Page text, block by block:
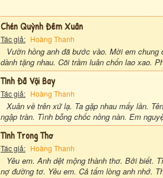
Chén Quỳnh Đêm Xuân
Tác giả: Hoàng Thanh
Vườn hồng anh đã bước vào. Mời em
dành tặng nhau. Cõi trầm luân chốn lao xao.
Tình Đã Vội Bay
Tác giả: Hoàng Thanh
Xuân về trên xứ lạ. Ta gặp nhau mấy lần.
ngập tràn. Tình bỗng chốc nồng nàn. Em
Tình Trong Thơ
Tác giả: Hoàng Thanh
Yêu em. Anh dệt mộng thành thơ. Bởi biết.
nợ đường tơ. Yêu em. Cả tấm lòng anh nhớ.